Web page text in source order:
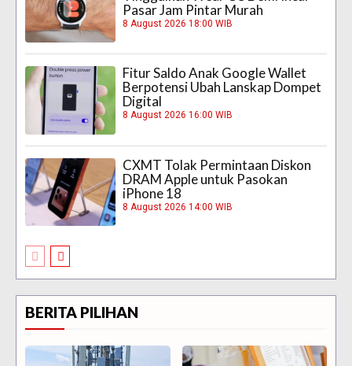
Pasar Jam Pintar Murah
8 August 2026 18:00 WIB
Fitur Saldo Anak Google Wallet
Berpotensi Ubah Lanskap Dompet
Digital
8 August 2026 16:00 WIB
CXMT Tolak Permintaan Diskon
DRAM Apple untuk Pasokan
iPhone 18
8 August 2026 14:00 WIB
BERITA PILIHAN